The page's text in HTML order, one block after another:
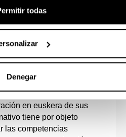
todas
Denegar
formación lingüística
doctorandos, para
en euskera de sus
tiene por objeto
las competencias